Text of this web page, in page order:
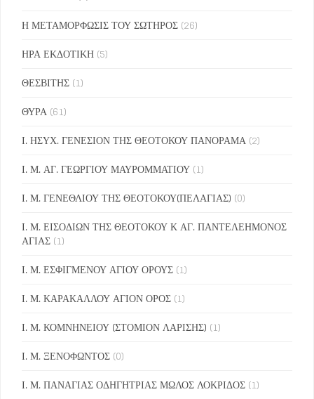
Η ΜΕΤΑΜΟΡΦΩΣΙΣ ΤΟΥ ΣΩΤΗΡΟΣ (26)
ΗΡΑ ΕΚΔΟΤΙΚΗ (5)
ΘΕΣΒΙΤΗΣ (1)
ΘΥΡΑ (61)
Ι. ΗΣΥΧ. ΓΕΝΕΣΙΟΝ ΤΗΣ ΘΕΟΤΟΚΟΥ ΠΑΝΟΡΑΜΑ (2)
Ι. Μ. ΑΓ. ΓΕΩΡΓΙΟΥ ΜΑΥΡΟΜΜΑΤΙΟΥ (1)
Ι. Μ. ΓΕΝΕΘΛΙΟΥ ΤΗΣ ΘΕΟΤΟΚΟΥ(ΠΕΛΑΓΙΑΣ) (0)
Ι. Μ. ΕΙΣΟΔΙΩΝ ΤΗΣ ΘΕΟΤΟΚΟΥ Κ ΑΓ. ΠΑΝΤΕΛΕΗΜΟΝΟΣ
ΑΓΙΑΣ (1)
Ι. Μ. ΕΣΦΙΓΜΕΝΟΥ ΑΓΙΟΥ ΟΡΟΥΣ (1)
Ι. Μ. ΚΑΡΑΚΑΛΛΟΥ ΑΓΙΟΝ ΟΡΟΣ (1)
Ι. Μ. ΚΟΜΝΗΝΕΙΟΥ (ΣΤΟΜΙΟΝ ΛΑΡΙΣΗΣ) (1)
Ι. Μ. ΞΕΝΟΦΩΝΤΟΣ (0)
Ι. Μ. ΠΑΝΑΓΙΑΣ ΟΔΗΓΗΤΡΙΑΣ ΜΩΛΟΣ ΛΟΚΡΙΔΟΣ (1)